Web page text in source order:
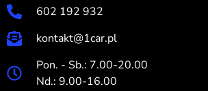
602 192 932
kontakt@1car.pl
Pon. - Sb.: 7.00-20.00
Nd.: 9.00-16.00